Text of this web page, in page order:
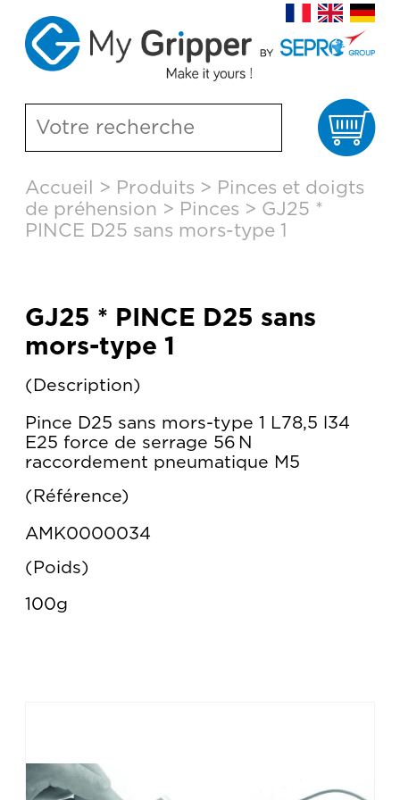
contenu
principal
Accueil > Produits > Pinces et doigts
de préhension > Pinces > GJ25 *
PINCE D25 sans mors-type 1
GJ25 * PINCE D25 sans
mors-type 1
Description
Pince D25 sans mors-type 1 L78,5 l34
E25 force de serrage 56 N
raccordement pneumatique M5
Référence
AMK0000034
Poids
100g